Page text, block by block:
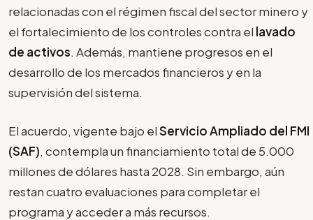
relacionadas con el régimen fiscal del sector minero y
el fortalecimiento de los controles contra el lavado
de activos. Además, mantiene progresos en el
desarrollo de los mercados financieros y en la
supervisión del sistema.
El acuerdo, vigente bajo elServicio Ampliado del FMI
(SAF), contempla un financiamiento total de 5.000
millones de dólares hasta 2028. Sin embargo, aún
restan cuatro evaluaciones para completar el
programa y acceder a más recursos.